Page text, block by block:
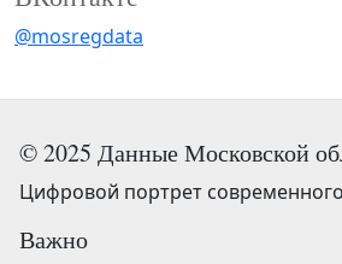
@mosregdata
© 2025 Данные Московской
Цифровой портрет
Важно